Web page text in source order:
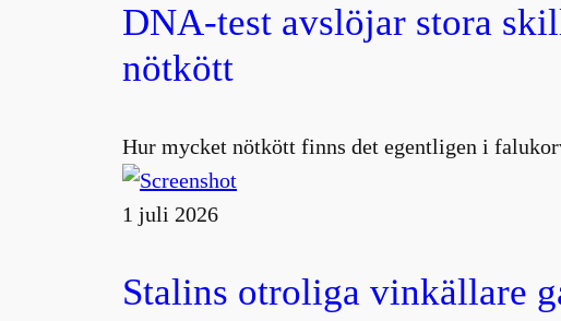
DNA-test avslöjar stora
nötkött
Hur mycket nötkött finns det egentligen i
1 juli 2026
Stalins otroliga vinkällare